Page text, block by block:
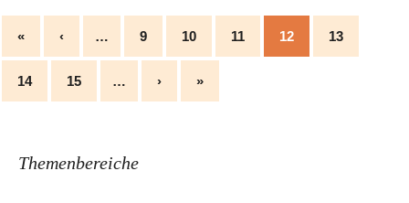
« ‹ … 9 10 11 12 13
14 15 … › »
Themenbereiche